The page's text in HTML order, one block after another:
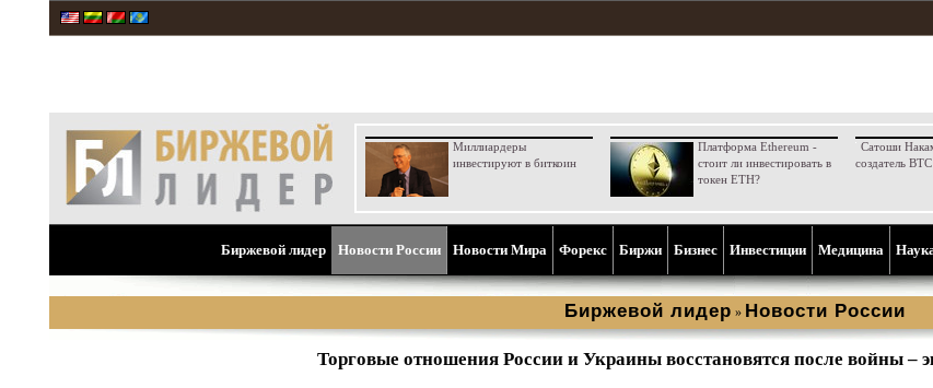
Миллиардеры
инвестируют в биткоин
Платформа Ethereum -
стоит ли инвестировать в
токен ETH?
Сатоши
создатель BTC
Биржевой лидер Новости России Новости Мира Форекс Биржи Бизнес Инвестиции Медицина
Биржевой лидер » Новости России
Торговые отношения России и Украины восстановятся после войны –